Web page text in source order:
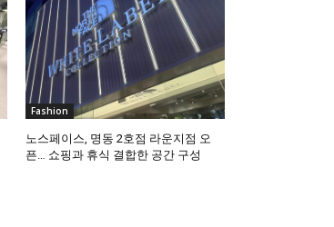
Fashion
노스페이스, 명동 2호점 라운지점 오
픈… 쇼핑과 휴식 결합한 공간 구성